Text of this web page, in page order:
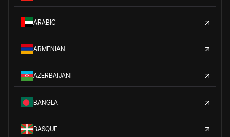
ARABIC
ARMENIAN
AZERBAIJANI
BANGLA
BASQUE